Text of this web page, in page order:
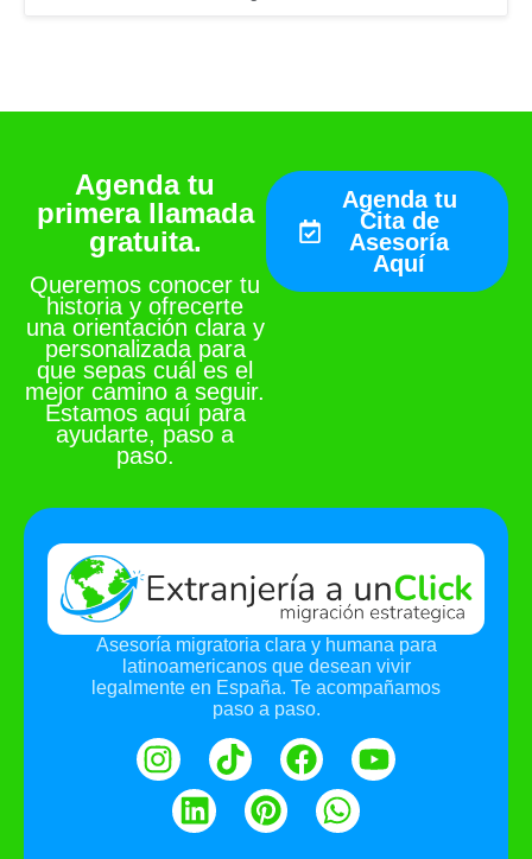
Agenda tu
primera llamada
gratuita.
Queremos conocer tu
historia y ofrecerte
una orientación clara y
personalizada para
que sepas cuál es el
mejor camino a seguir.
Estamos aquí para
ayudarte, paso a
paso.
Agenda tu
Cita de
Asesoría
Aquí
Asesoría migratoria clara y humana para
latinoamericanos que desean vivir
legalmente en España. Te acompañamos
paso a paso.